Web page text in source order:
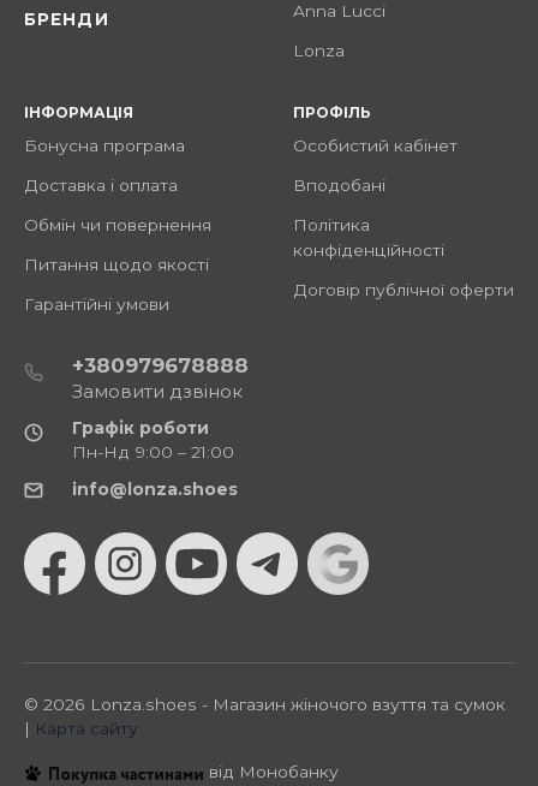
БРЕНДИ Anna Lucci
Lonza
ІНФОРМАЦІЯ
Бонусна програма
Доставка і оплата
Обмін чи повернення
Питання щодо якості
Гарантійні умови
ПРОФІЛЬ
Особистий кабінет
Вподобані
Політика
конфіденційності
Договір публічної оферти
+380979678888
Замовити дзвінок
Графік роботи
Пн-Нд 9:00 – 21:00
info@lonza.shoes
© 2026 Lonza.shoes - Магазин жіночого взуття та сумок
| Карта сайту
від Монобанку